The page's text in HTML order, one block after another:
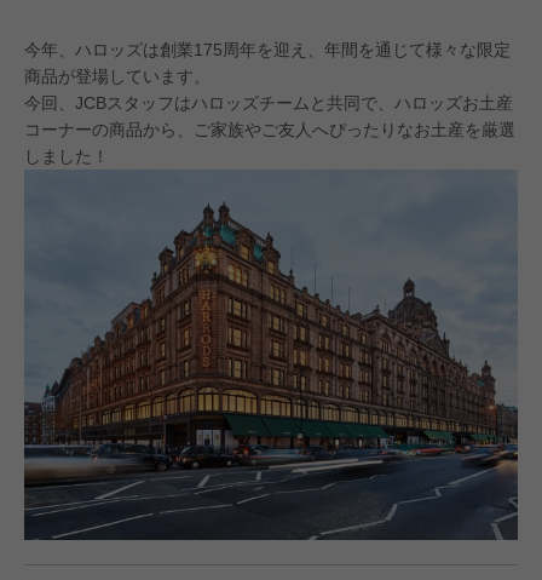
今年、ハロッズは創業175周年を迎え、年間を通じて様々な限定
商品が登場しています。
今回、JCBスタッフはハロッズチームと共同で、ハロッズお土産
コーナーの商品から、ご家族やご友人へぴったりなお土産を厳選
しました！